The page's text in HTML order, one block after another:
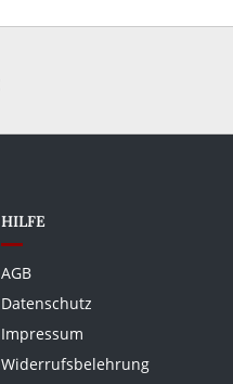
HILFE
AGB
Datenschutz
Impressum
Widerrufsbelehrung